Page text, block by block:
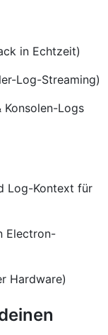
in Echtzeit)
Log-Streaming)
Konsolen-Logs
Log-Kontext für
Electron-
Hardware)